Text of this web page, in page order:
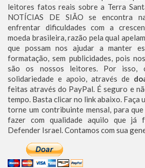
leitores fatos reais sobre a Terra
NOTÍCIAS DE SIÃO se encontra
enfrentar dificuldades com a
moeda brasileira, razão pela qual
que possam nos ajudar a manter
formatação, sem publicidades, pois
são os nossos leitores. Por isso,
solidariedade e apoio, através de
feitas através do PayPal. É seguro e
tempo. Basta clicar no link abaixo. Faça
torne um contribuinte mensal, para
fazer com qualidade aquilo que já
Defender Israel. Contamos com sua